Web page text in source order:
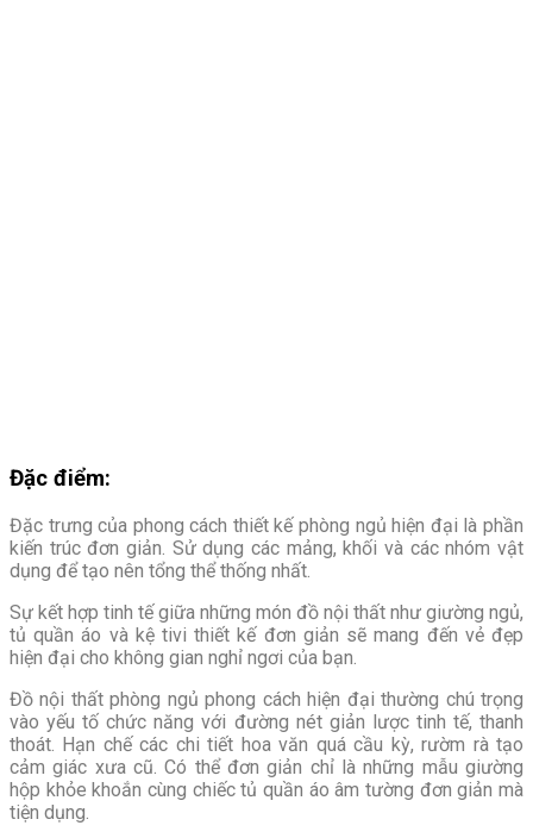
Đặc điểm:
Đặc trưng của phong cách thiết kế phòng ngủ hiện đại là phần
kiến trúc đơn giản. Sử dụng các mảng, khối và các nhóm vật
dụng để tạo nên tổng thể thống nhất.
Sự kết hợp tinh tế giữa những món đồ nội thất như giường ngủ,
tủ quần áo và kệ tivi thiết kế đơn giản sẽ mang đến vẻ đẹp
hiện đại cho không gian nghỉ ngơi của bạn.
Đồ nội thất phòng ngủ phong cách hiện đại thường chú trọng
vào yếu tố chức năng với đường nét giản lược tinh tế, thanh
thoát. Hạn chế các chi tiết hoa văn quá cầu kỳ, rườm rà tạo
cảm giác xưa cũ. Có thể đơn giản chỉ là những mẫu giường
hộp khỏe khoắn cùng chiếc tủ quần áo âm tường đơn giản mà
tiện dụng.